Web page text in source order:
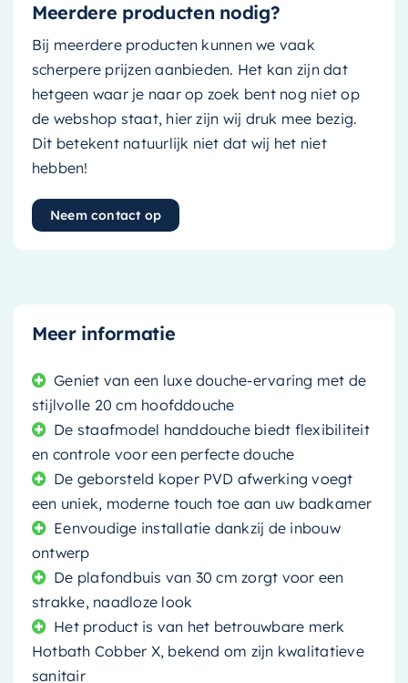
Meerdere producten nodig?
Bij meerdere producten kunnen we vaak
scherpere prijzen aanbieden. Het kan zijn dat
hetgeen waar je naar op zoek bent nog niet op
de webshop staat, hier zijn wij druk mee bezig.
Dit betekent natuurlijk niet dat wij het niet
hebben!
Neem contact op
Meer informatie
Geniet van een luxe douche-ervaring met de
stijlvolle 20 cm hoofddouche
De staafmodel handdouche biedt flexibiliteit
en controle voor een perfecte douche
De geborsteld koper PVD afwerking voegt
een uniek, moderne touch toe aan uw badkamer
Eenvoudige installatie dankzij de inbouw
ontwerp
De plafondbuis van 30 cm zorgt voor een
strakke, naadloze look
Het product is van het betrouwbare merk
Hotbath Cobber X, bekend om zijn kwalitatieve
sanitair